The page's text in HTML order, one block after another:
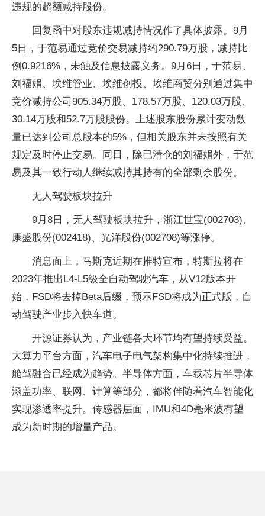
违规的超额减持股份。
回复函中对股东违规减持情况作了具体披露。9月
5日，于范易通过竞价交易减持约290.79万股，减持比
例0.9216%，未触及信息披露义务。9月6日，于范易、
刘福娟、埃维管业、埃维创投、埃维商贸分别通过集中
竞价减持公司905.34万股、178.57万股、120.03万股、
30.14万股和52.7万股股份。上述股东股份累计变动数
量已达到公司总股本的5%，但相关股东并未按照有关
规定及时停止交易。同日，除已清仓的刘福娟外，于范
易及其一致行动人继续减持其持有的全部剩余股份。
无人驾驶板块拉升
9月8日，无人驾驶板块拉升，浙江世宝(002703)、
康盛股份(002418)、光洋股份(002708)等涨停。
消息面上，马斯克近期在推特宣布，特斯拉将在
2023年推出L4-L5级全自动驾驶汽车，从V12版本开
始，FSD将去掉Beta后缀，预示FSD将成为正式版，自
动驾驶产业步入快车道。
开源证券认为，产业链各大环节均有望持续受益。
大算力平台方面，汽车电子电气架构集中化持续推进，
舱驾融合已经成为趋势。半导体方面，车载芯片半导体
涵盖功率、联网、计算等部分，都将伴随着汽车智能化
实现渗透率提升。传感器层面，IMU和4D毫米波有望
成为新时期的增量产品。